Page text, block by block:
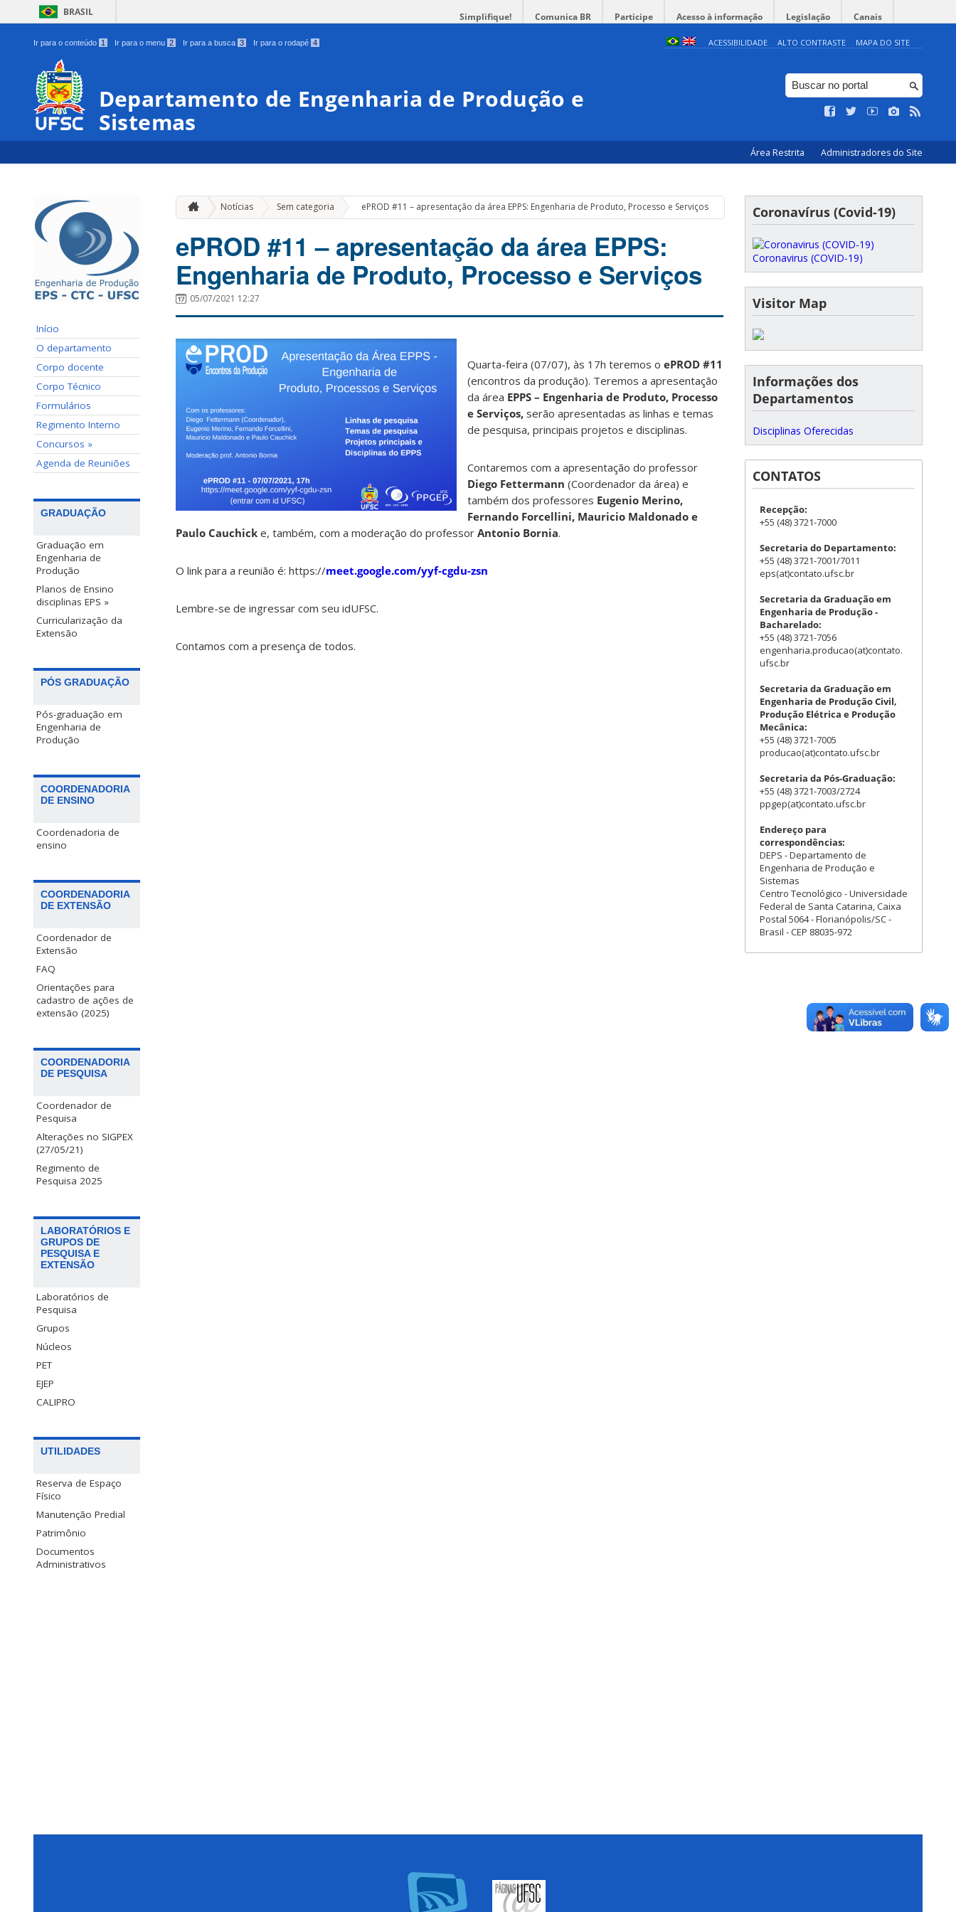
BRASIL Simplifique! Comunica BR Participe Acesso à informação Legislação Canais
Ir para o conteúdo 1 Ir para o menu 2 Ir para a busca 3 Ir para o rodapé 4 ACESSIBILIDADE ALTO CONTRASTE MAPA DO SITE
Departamento de Engenharia de Produção e
Sistemas
Área Restrita Administradores do Site
Início
O departamento
Corpo docente
Corpo Técnico
Formulários
Regimento Interno
Concursos »
Agenda de Reuniões
GRADUAÇÃO
Graduação em
Engenharia de
Produção
Planos de Ensino
disciplinas EPS »
Curricularização da
Extensão
PÓS GRADUAÇÃO
Pós-graduação em
Engenharia de
Produção
COORDENADORIA
DE ENSINO
Coordenadoria de
ensino
COORDENADORIA
DE EXTENSÃO
Coordenador de
Extensão
FAQ
Orientações para
cadastro de ações de
extensão (2025)
COORDENADORIA
DE PESQUISA
Coordenador de
Pesquisa
Alterações no SIGPEX
(27/05/21)
Regimento de
Pesquisa 2025
LABORATÓRIOS E
GRUPOS DE
PESQUISA E
EXTENSÃO
Laboratórios de
Pesquisa
Grupos
Núcleos
PET
EJEP
CALIPRO
UTILIDADES
Reserva de Espaço
Físico
Manutenção Predial
Patrimônio
Documentos
Administrativos
Notícias Sem categoria » ePROD #11 – apresentação da área EPPS: Engenharia de Produto, Processo e Serviços
ePROD #11 – apresentação da área EPPS:
Engenharia de Produto, Processo e Serviços
05/07/2021 12:27
Quarta-feira (07/07), às 17h teremos o ePROD #11
(encontros da produção). Teremos a apresentação
da área EPPS – Engenharia de Produto, Processo
e Serviços, serão apresentadas as linhas e temas
de pesquisa, principais projetos e disciplinas.
Contaremos com a apresentação do professor
Diego Fettermann (Coordenador da área) e
também dos professores Eugenio Merino,
Fernando Forcellini, Mauricio Maldonado e
Paulo Cauchick e, também, com a moderação do professor Antonio Bornia.
O link para a reunião é: https://meet.google.com/yyf-cgdu-zsn
Lembre-se de ingressar com seu idUFSC.
Contamos com a presença de todos.
Coronavírus (Covid-19)
Coronavirus (COVID-19)
Visitor Map
Informações dos
Departamentos
Disciplinas Oferecidas
CONTATOS
Recepção:
+55 (48) 3721-7000
Secretaria do Departamento:
+55 (48) 3721-7001/7011
eps(at)contato.ufsc.br
Secretaria da Graduação em
Engenharia de Produção -
Bacharelado:
+55 (48) 3721-7056
engenharia.producao(at)contato.
ufsc.br
Secretaria da Graduação em
Engenharia de Produção Civil,
Produção Elétrica e Produção
Mecânica:
+55 (48) 3721-7005
producao(at)contato.ufsc.br
Secretaria da Pós-Graduação:
+55 (48) 3721-7003/2724
ppgep(at)contato.ufsc.br
Endereço para
correspondências:
DEPS - Departamento de
Engenharia de Produção e
Sistemas
Centro Tecnológico - Universidade
Federal de Santa Catarina, Caixa
Postal 5064 - Florianópolis/SC -
Brasil - CEP 88035-972